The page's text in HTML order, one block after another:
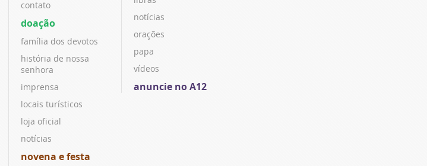
contato
doação
família dos devotos
história de nossa
senhora
imprensa
locais turísticos
loja oficial
notícias
novena e festa
notícias
orações
papa
vídeos
anuncie no A12